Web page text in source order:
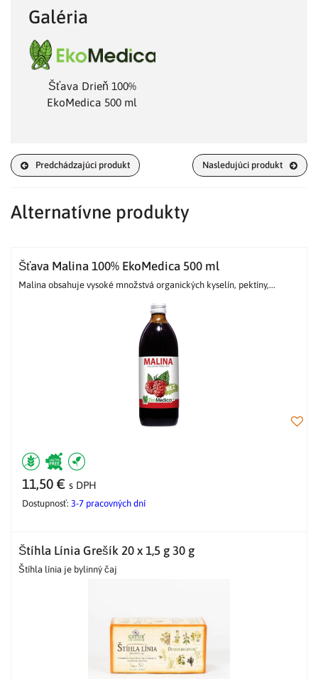
Galéria
Šťava Drieň 100%
EkoMedica 500 ml
Predchádzajúci produkt Nasledujúci produkt
Alternatívne produkty
Šťava Malina 100% EkoMedica 500 ml
Malina obsahuje vysoké množstvá organických kyselín, pektíny,...
11,50 € s DPH
Dostupnosť: 3-7 pracovných dní
Štíhla Línia Grešík 20 x 1,5 g 30 g
Štíhla línia je bylinný čaj